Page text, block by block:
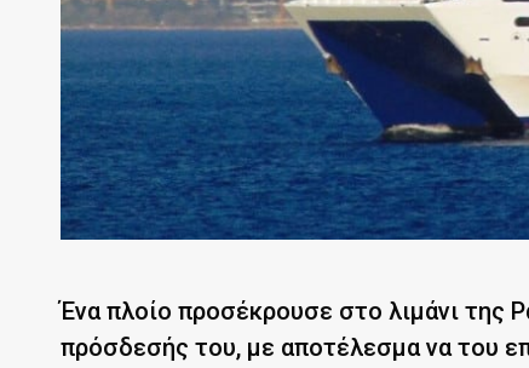
Ένα πλοίο προσέκρουσε στο λιμάνι της
πρόσδεσής του, με αποτέλεσμα να του